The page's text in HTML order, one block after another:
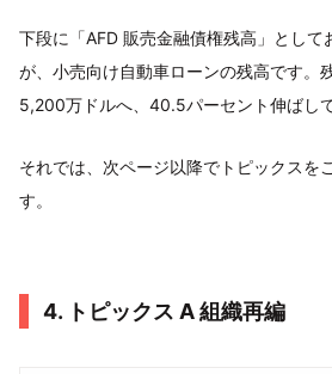
下段に「AFD 販売金融債権残高」として
が、小売向け自動車ローンの残高です。
5,200万ドルへ、40.5パーセント伸ばし
それでは、次ページ以降でトピックスを
す。
4. トピックス A 組織再編